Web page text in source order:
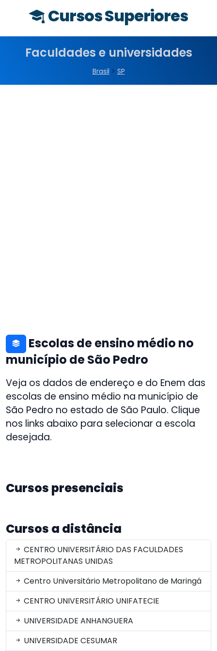
Cursos Superiores
Faculdades e universidades
Brasil > SP
Escolas de ensino médio no
município de São Pedro
Veja os dados de endereço e do Enem das
escolas de ensino médio na município de
São Pedro no estado de São Paulo. Clique
nos links abaixo para selecionar a escola
desejada.
Cursos presenciais
Cursos a distância
CENTRO UNIVERSITÁRIO DAS FACULDADES
METROPOLITANAS UNIDAS
Centro Universitário Metropolitano de Maringá
CENTRO UNIVERSITÁRIO UNIFATECIE
UNIVERSIDADE ANHANGUERA
UNIVERSIDADE CESUMAR